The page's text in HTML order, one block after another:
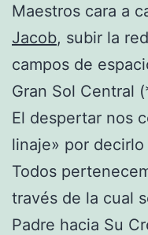
Maestros cara a
Jacob, subir la
campos de
Gran Sol Central
El despertar nos
linaje» por
Todos
través de la cual
Padre hacia Su